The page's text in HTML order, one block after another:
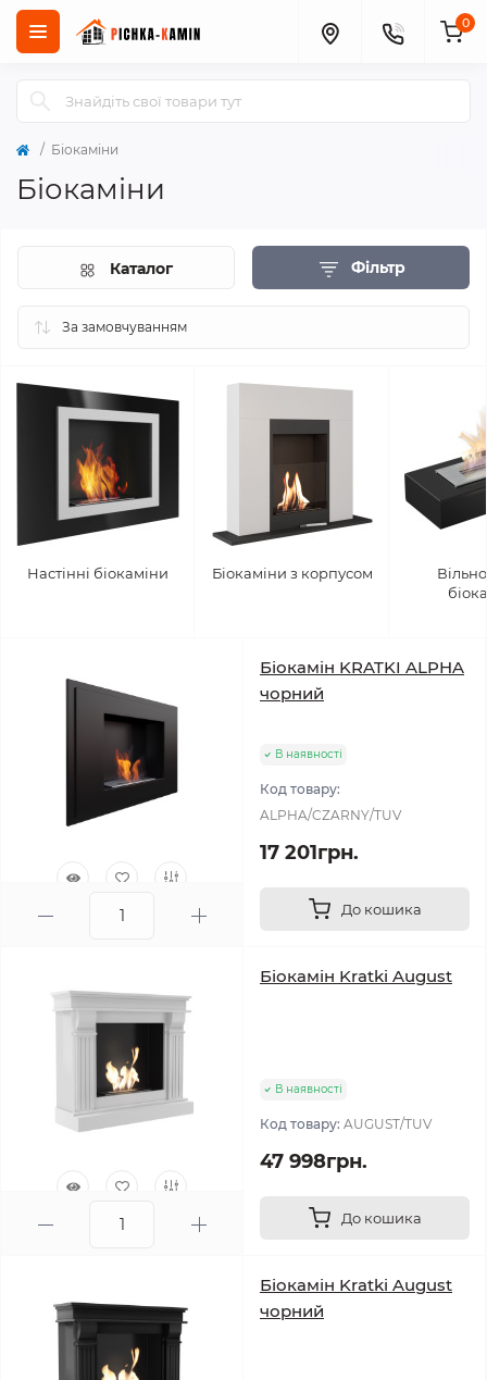
0
Біокаміни
Біокаміни
Фільтр
Каталог
Настінні біокаміни Біокаміни з корпусом
Біокамін KRATKI ALPHA
чорний
В наявності
Код товару:
ALPHA/CZARNY/TUV
17 201грн.
До кошика
Біокамін Kratki August
В наявності
Код товару: AUGUST/TUV
47 998грн.
До кошика
Біокамін Kratki August
чорний